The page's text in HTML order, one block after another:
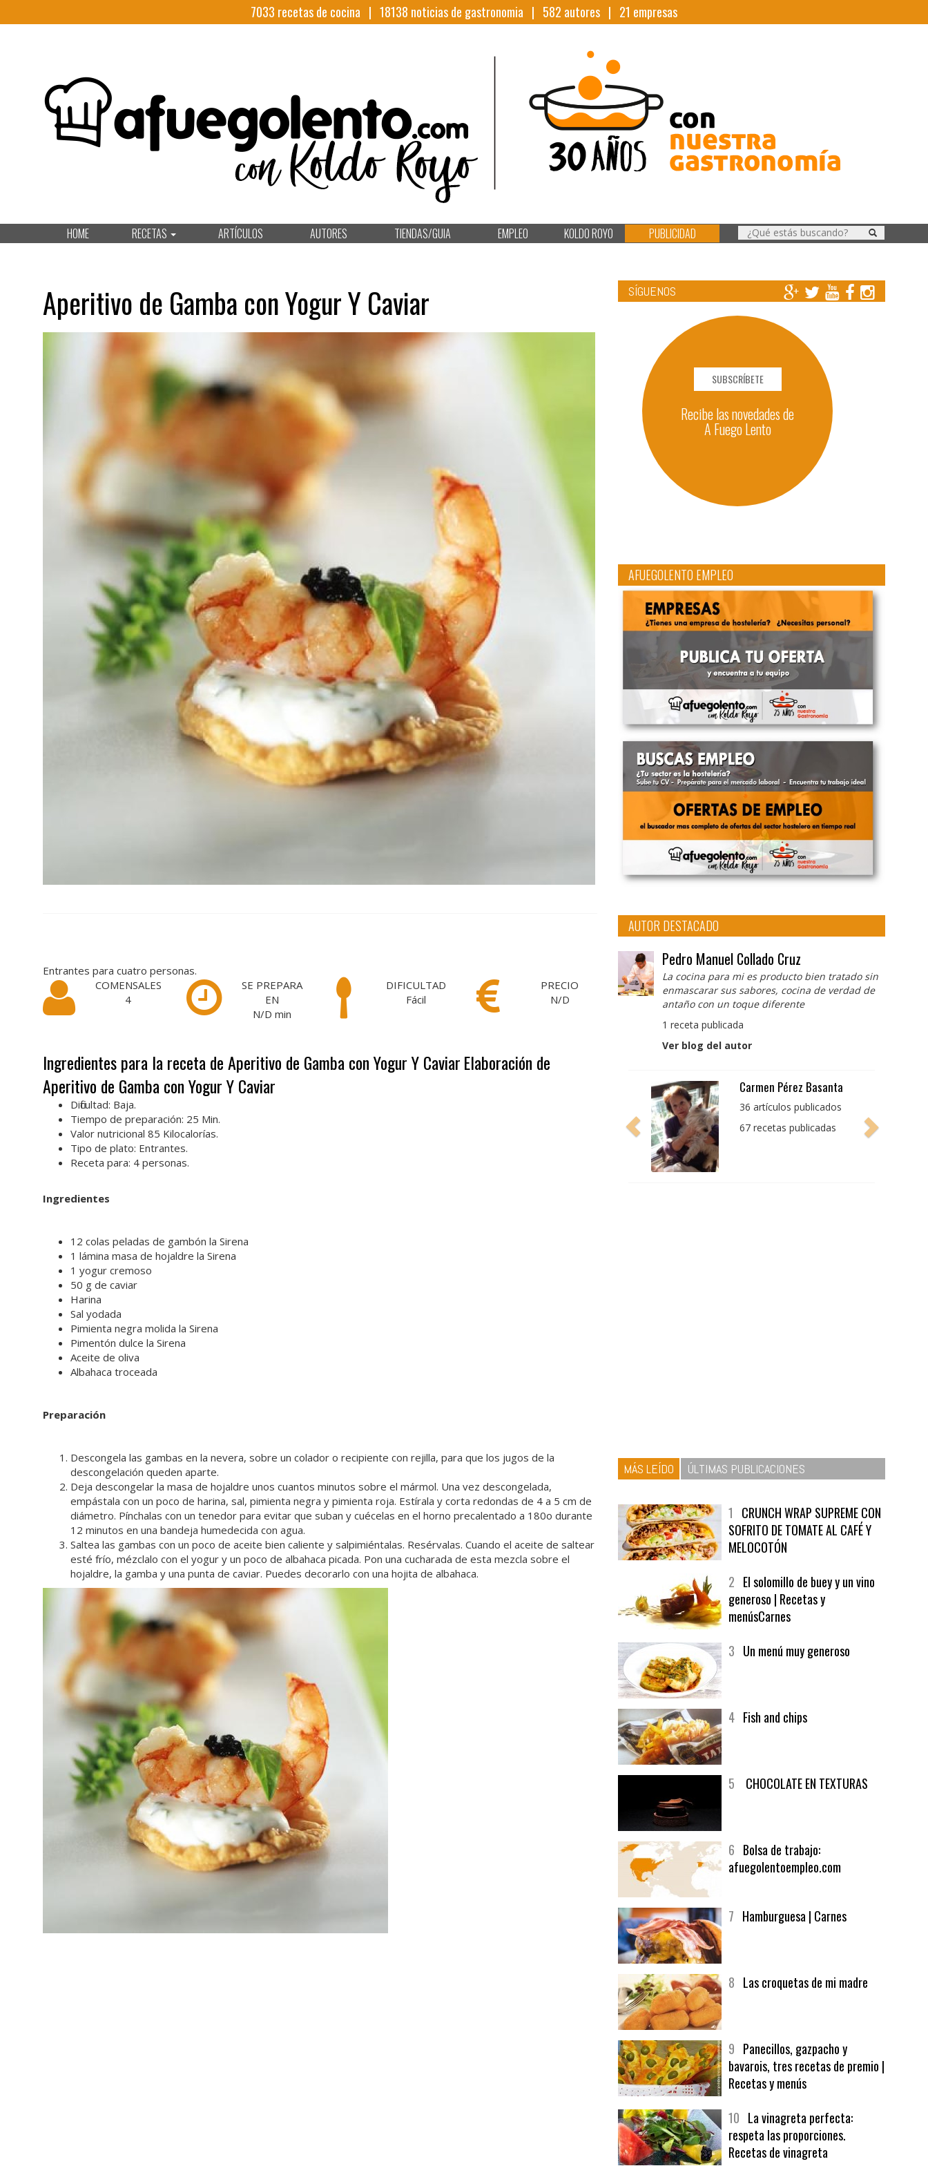
7033 recetas de cocina | 18138 noticias de gastronomia | 582 autores | 21 empresas
HOME RECETAS ARTÍCULOS AUTORES TIENDAS/GUIA EMPLEO KOLDO ROYO PUBLICIDAD
Aperitivo de Gamba con Yogur Y Caviar
Entrantes para cuatro personas.
COMENSALES
4
SE PREPARA
EN
N/D min
DIFICULTAD
Fácil
PRECIO
N/D
Ingredientes para la receta de Aperitivo de Gamba con Yogur Y CaviarElaboración de
Aperitivo de Gamba con Yogur Y Caviar
Dificultad: Baja.
Tiempo de preparación: 25 Min.
Valor nutricional 85 Kilocalorías.
Tipo de plato: Entrantes.
Receta para: 4 personas.
Ingredientes
12 colas peladas de gambón la Sirena
1 lámina masa de hojaldre la Sirena
1 yogur cremoso
50 g de caviar
Harina
Sal yodada
Pimienta negra molida la Sirena
Pimentón dulce la Sirena
Aceite de oliva
Albahaca troceada
Preparación
Descongela las gambas en la nevera, sobre un colador o recipiente con rejilla, para que los jugos de la
descongelación queden aparte.
Deja descongelar la masa de hojaldre unos cuantos minutos sobre el mármol. Una vez descongelada,
empástala con un poco de harina, sal, pimienta negra y pimienta roja. Estírala y corta redondas de 4 a 5 cm de
diámetro. Pínchalas con un tenedor para evitar que suban y cuécelas en el horno precalentado a 180o durante
12 minutos en una bandeja humedecida con agua.
Saltea las gambas con un poco de aceite bien caliente y salpimiéntalas. Resérvalas. Cuando el aceite de saltear
esté frío, mézclalo con el yogur y un poco de albahaca picada. Pon una cucharada de esta mezcla sobre el
hojaldre, la gamba y una punta de caviar. Puedes decorarlo con una hojita de albahaca.
SÍGUENOS
SUBSCRÍBETE
Recibe las novedades de
A Fuego Lento
AFUEGOLENTO EMPLEO
AUTOR DESTACADO
Pedro Manuel Collado Cruz
La cocina para mi es producto bien tratado sin
enmascarar sus sabores, cocina de verdad de
antaño con un toque diferente
1 receta publicada
Ver blog del autor
Pedro Manuel Collado
Cruz
producto bien tratado
MÁS LEÍDO ÚLTIMAS PUBLICACIONES
SOFRITO DE TOMATE AL CAFÉ Y
MELOCOTÓN
generoso | Recetas y
afuegolentoempleo.com
bavarois, tres recetas de premio |
Recetas y menús